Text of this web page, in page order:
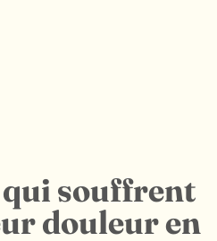
souffrent
douleur en